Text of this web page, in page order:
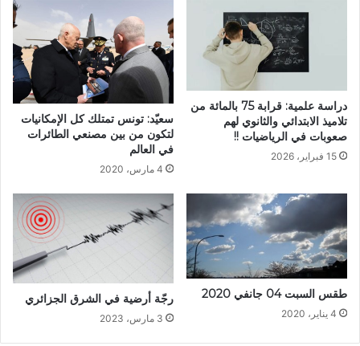
دراسة علمية: قرابة 75 بالمائة من
تلاميذ الابتدائي والثانوي لهم
صعوبات في الرياضيات !!
15 فبراير، 2026
سعيّد: تونس تمتلك كل الإمكانيات
لتكون من بين مصنعي الطائرات
في العالم
4 مارس، 2020
طقس السبت 04 جانفي 2020
4 يناير، 2020
رجّة أرضية في الشرق الجزائري
3 مارس، 2023